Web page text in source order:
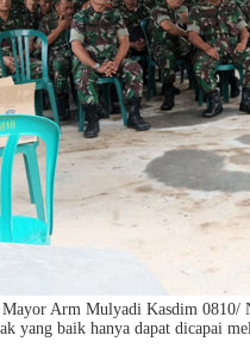
Arm Mulyadi Kasdim 0810/
yang baik hanya dapat dicapai